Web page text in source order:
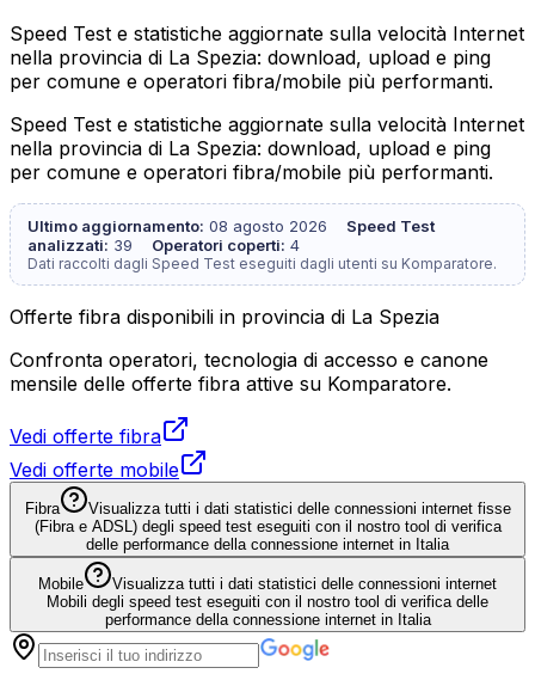
Speed Test e statistiche aggiornate sulla velocità Internet
nella provincia di La Spezia: download, upload e ping
per comune e operatori fibra/mobile più performanti.
Speed Test e statistiche aggiornate sulla velocità Internet
nella provincia di La Spezia: download, upload e ping
per comune e operatori fibra/mobile più performanti.
Ultimo aggiornamento: 08 agosto 2026
Speed Test
analizzati: 39 Operatori coperti: 4
Dati raccolti dagli Speed Test eseguiti dagli utenti su Komparatore.
Offerte fibra disponibili in provincia di La Spezia
Confronta operatori, tecnologia di accesso e canone
mensile delle offerte fibra attive su Komparatore.
Vedi offerte fibra
Vedi offerte mobile
Fibra
Visualizza tutti i dati statistici delle connessioni internet fisse
(Fibra e ADSL) degli speed test eseguiti con il nostro tool di verifica
delle performance della connessione internet in Italia
Mobile
Visualizza tutti i dati statistici delle connessioni internet
Mobili degli speed test eseguiti con il nostro tool di verifica delle
performance della connessione internet in Italia